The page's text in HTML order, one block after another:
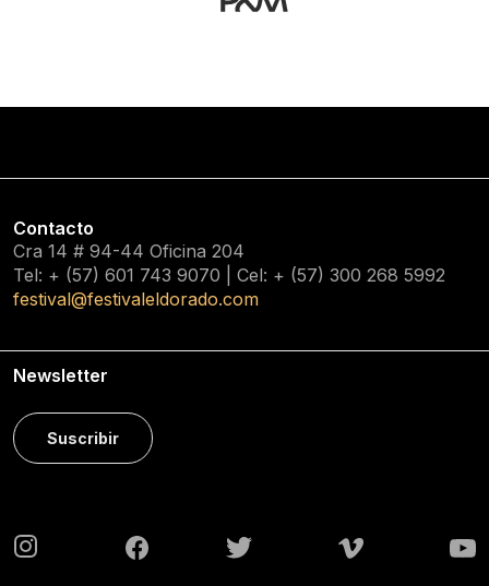
Contacto
Cra 14 # 94-44 Oficina 204
Tel: + (57) 601 743 9070 | Cel: + (57) 300 268 5992
festival@festivaleldorado.com
Newsletter
Suscribir